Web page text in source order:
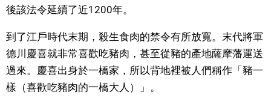
生活
運動
後該法令延續了近1200年。
到了江戶時代末期，殺生食肉的禁令有所放寬。末代將軍
德川慶喜就非常喜歡吃豬肉，甚至從豬的產地薩摩藩運送
過來。慶喜出身於一橋家，所以背地裡被人們稱作「豬一
樣（喜歡吃豬肉的一橋大人）」。